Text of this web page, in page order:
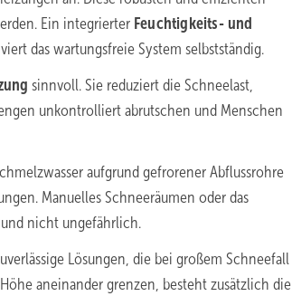
Ein integrierter Feuchtigkeits- und
das wartungsfreie System selbstständig.
sinnvoll. Sie reduziert die Schneelast,
unkontrolliert abrutschen und Menschen
aufgrund gefrorener Abflussrohre
Manuelles Schneeräumen oder das
nicht ungefährlich.
Lösungen, die bei großem Schneefall
aneinander grenzen, besteht zusätzlich die